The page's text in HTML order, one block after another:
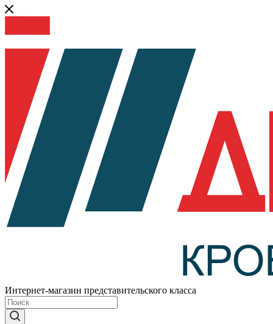
Интернет-магазин представительского класса